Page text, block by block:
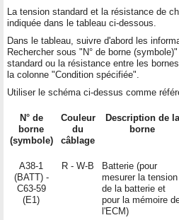
La tension standard et la résistance de
indiquée dans le tableau ci-dessous.
Dans le tableau, suivre d'abord les
Rechercher sous "N° de borne
standard ou la résistance entre les
la colonne "Condition spécifiée".
Utiliser le schéma ci-dessus comme
N° de
borne
(symbole)
Couleur
du
câblage
Description de la
borne
A38-1
(BATT) -
C63-59
(E1)
R - W-B
Batterie (pour
mesurer la tension
de la batterie et
pour la mémoire
l'ECM)